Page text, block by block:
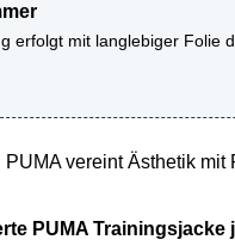
erfolgt mit langlebiger Folie
vereint Ästhetik
PUMA